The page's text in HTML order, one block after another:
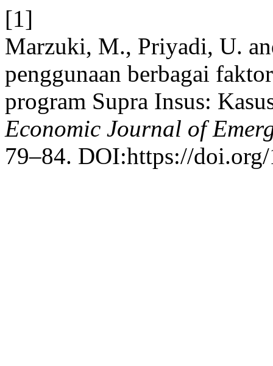
[1]
Marzuki, M., Priyadi, U.
penggunaan berbagai
program Supra Insus:
Economic Journal of
79–84. DOI:https://